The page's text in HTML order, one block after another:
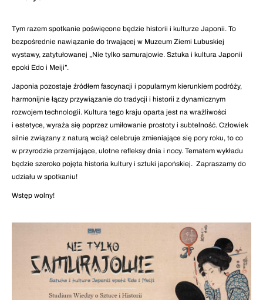
Tym razem spotkanie poświęcone będzie historii i kulturze Japonii. To
bezpośrednie nawiązanie do trwającej w Muzeum Ziemi Lubuskiej
wystawy, zatytułowanej „Nie tylko samurajowie. Sztuka i kultura Japonii
epoki Edo i Meiji”.
Japonia pozostaje źródłem fascynacji i popularnym kierunkiem podróży,
harmonijnie łączy przywiązanie do tradycji i historii z dynamicznym
rozwojem technologii. Kultura tego kraju oparta jest na wrażliwości
i estetyce, wyraża się poprzez umiłowanie prostoty i subtelność. Człowiek
silnie związany z naturą wciąż celebruje zmieniające się pory roku, to co
w przyrodzie przemijające, ulotne refleksy dnia i nocy. Tematem wykładu
będzie szeroko pojęta historia kultury i sztuki japońskiej. Zapraszamy do
udziału w spotkaniu!
Wstęp wolny!